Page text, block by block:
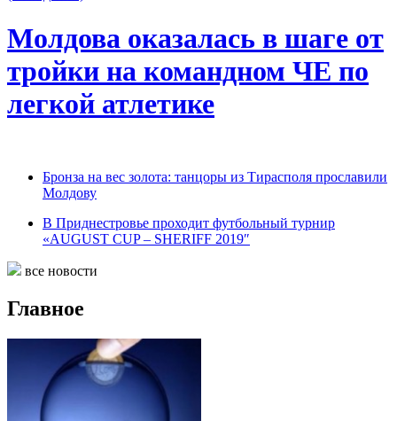
Молдова оказалась в шаге от
тройки на командном ЧЕ по
легкой атлетике
Бронза на вес золота: танцоры из Тирасполя прославили
Молдову
В Приднестровье проходит футбольный турнир
«AUGUST CUP – SHERIFF 2019″
все новости
Главное